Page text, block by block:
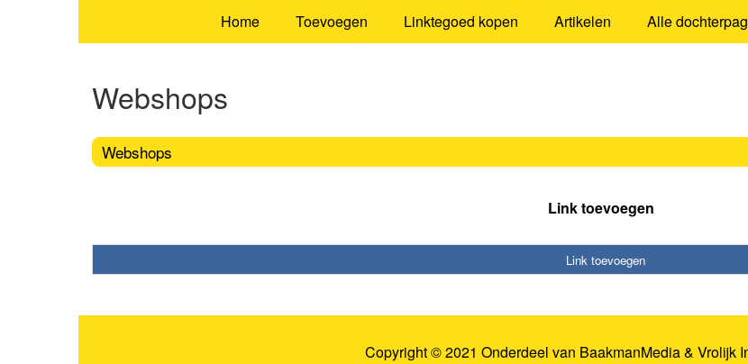
Home Toevoegen Linktegoed kopen Artikelen Alle
Webshops
Webshops
Link toevoegen
Link toevoegen
Copyright © 2021 Onderdeel van BaakmanMedia& Vrolijk